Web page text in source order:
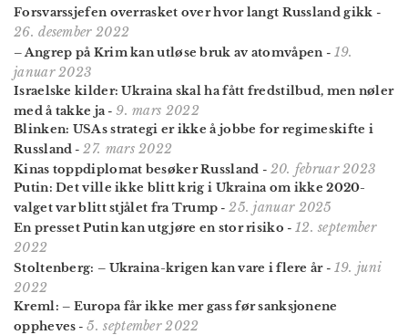
Forsvarssjefen overrasket over hvor langt Russland gikk -
26. desember 2022
– Angrep på Krim kan utløse bruk av atomvåpen - 19.
januar 2023
Israelske kilder: Ukraina skal ha fått fredstilbud, men nøler
med å takke ja -9. mars 2022
Blinken: USAs strategi er ikke å jobbe for regimeskifte i
Russland - 27. mars 2022
Kinas toppdiplomat besøker Russland - 20. februar 2023
Putin: Det ville ikke blitt krig i Ukraina om ikke 2020-
valget var blitt stjålet fra Trump - 25. januar 2025
En presset Putin kan utgjøre en stor risiko - 12. september
2022
Stoltenberg: – Ukraina-krigen kan vare i flere år- 19. juni
2022
Kreml: – Europa får ikke mer gass før sanksjonene
oppheves -5. september 2022